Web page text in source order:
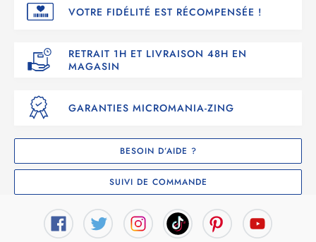
VOTRE FIDÉLITÉ EST RÉCOMPENSÉE !
RETRAIT 1H ET LIVRAISON 48H EN
MAGASIN
GARANTIES MICROMANIA-ZING
BESOIN D’AIDE ?
SUIVI DE COMMANDE